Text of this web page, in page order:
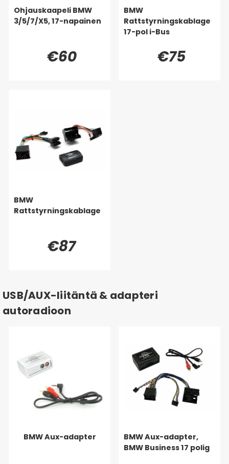
Ohjauskaapeli BMW
3/5/7/X5, 17-napainen
€60
BMW
Rattstyrningskablage
17-pol i-Bus
€75
BMW
Rattstyrningskablage
€87
USB/AUX-liitäntä & adapteri
autoradioon
BMW Aux-adapter
BMW Aux-adapter,
BMW Business 17 polig